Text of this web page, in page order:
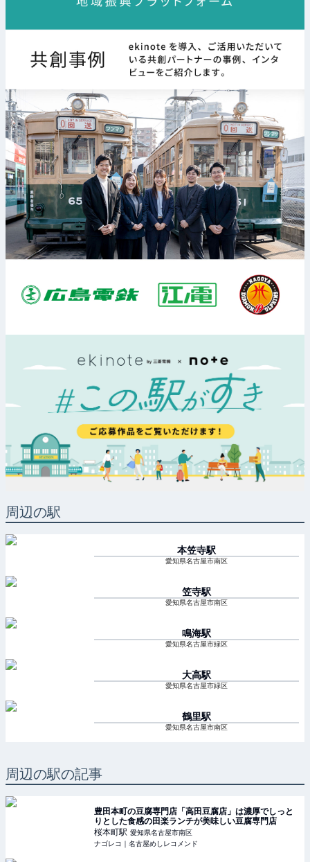
周辺の駅
本笠寺駅
愛知県名古屋市南区
笠寺駅
愛知県名古屋市南区
鳴海駅
愛知県名古屋市緑区
大高駅
愛知県名古屋市緑区
鶴里駅
愛知県名古屋市南区
周辺の駅の記事
豊田本町の豆腐専門店「高田豆腐店」は濃厚でしっと
りとした食感の田楽ランチが美味しい豆腐専門店
桜本町駅 愛知県名古屋市南区
ナゴレコ｜名古屋めしレコメンド